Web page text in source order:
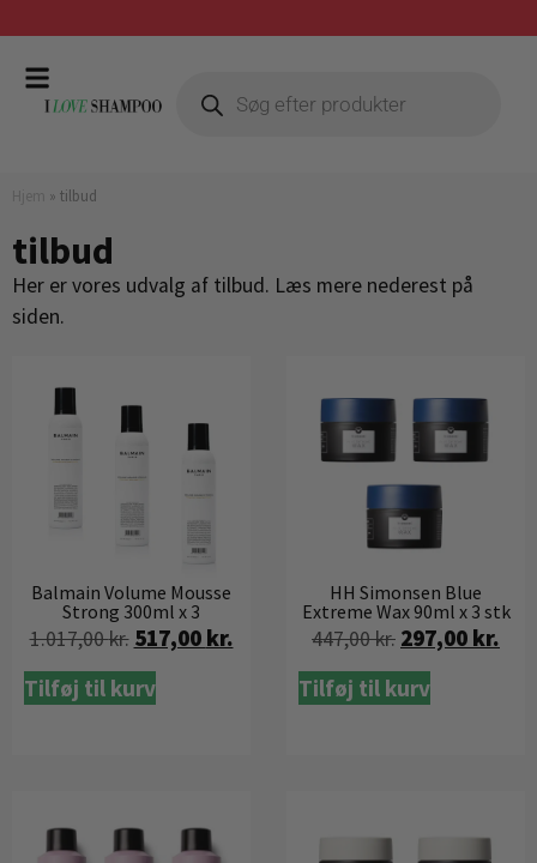
» tilbud
tilbud
Her er vores udvalg af tilbud. Læs mere nederest på
siden.
Balmain Volume Mousse
Strong 300ml x 3
1.017,00kr. 517,00 kr.
Tilføj til kurv
HH Simonsen Blue
Extreme Wax 90ml x 3 stk
447,00kr. 297,00 kr.
Tilføj til kurv